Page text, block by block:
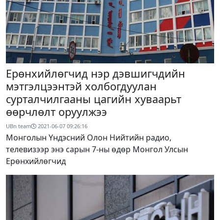
Ерөнхийлөгчид нэр дэвшигчдийн
мэтгэлцээнтэй холбогдуулан
сурталчилгааны цагийн хуваарьт
өөрчлөлт оруулжээ
UBn team 2021-06-07 09:26:16
Монголын Үндэсний Олон Нийтийн радио,
телевизээр энэ сарын 7-ны өдөр Монгол Улсын
Ерөнхийлөгчид